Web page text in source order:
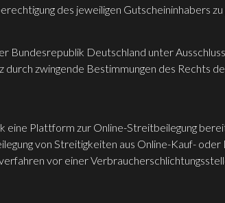
des jeweiligen Gutscheininhabers zu
Bundesrepublik Deutschland unter
zwingende Bestimmungen des Rechts
eine Plattform zur Online-Streitbeilegung
von Streitigkeiten aus Online-Kauf-
vor einer